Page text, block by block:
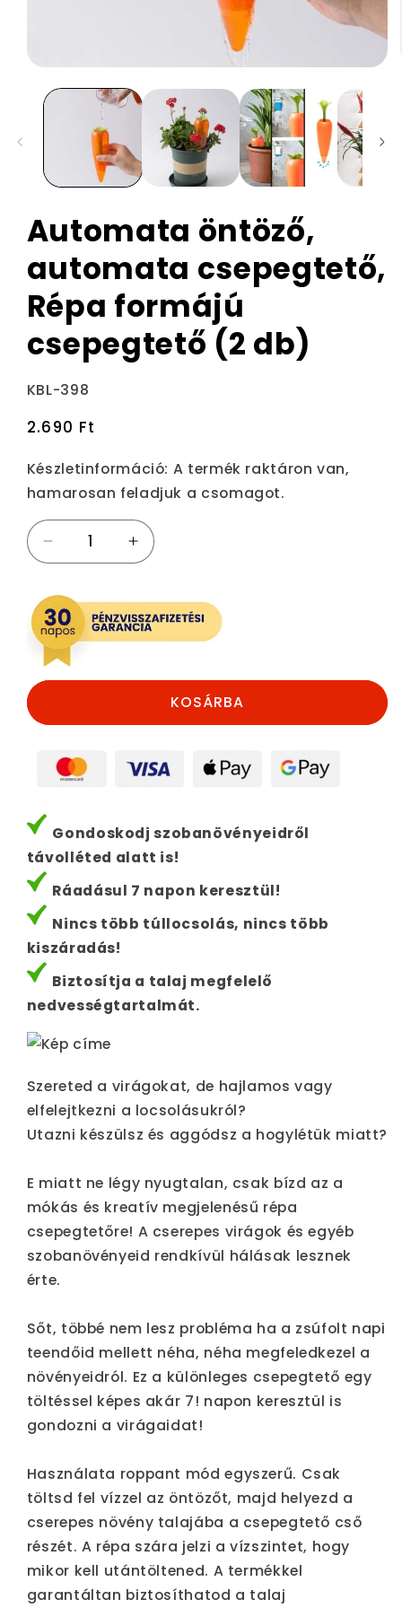
Automata öntöző,
automata csepegtető,
Répa formájú
csepegtető (2 db)
Termékváltozat:
KBL-398
Normál
2.690 Ft
Készletinformáció: A termék raktáron van,
hamarosan feladjuk a csomagot.
Automata
öntöző,
csepegtető,
Répa
formájú
csepegtető
(2
mennyiségének
Automata
öntöző,
csepegtető,
Répa
formájú
mennyiségének
KOSÁRBA
Gondoskodj szobanövényeidről
távolléted alatt is!
Ráadásul 7 napon keresztül!
Nincs több túllocsolás, nincs több
kiszáradás!
Biztosítja a talaj megfelelő
nedvességtartalmát.
Szereted a virágokat, de hajlamos vagy
elfelejtkezni a locsolásukról?
Utazni készülsz és aggódsz a hogylétük miatt?
E miatt ne légy nyugtalan, csak bízd az a
mókás és kreatív megjelenésű répa
csepegtetőre! A cserepes virágok és egyéb
szobanövényeid rendkívül hálásak lesznek
érte.
Sőt, többé nem lesz probléma ha a zsúfolt napi
teendőid mellett néha, néha megfeledkezel a
növényeidról. Ez a különleges csepegtető egy
töltéssel képes akár 7! napon keresztül is
gondozni a virágaidat!
Használata roppant mód egyszerű. Csak
töltsd fel vízzel az öntözőt, majd helyezd a
cserepes növény talajába a csepegtető cső
részét. A répa szára jelzi a vízszintet, hogy
mikor kell utántöltened. A termékkel
garantáltan biztosíthatod a talaj